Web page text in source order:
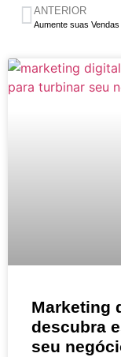
ANTERIOR
Marketing
descubra
seu